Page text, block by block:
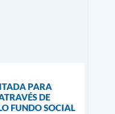
PARA
DE
FUNDO SOCIAL